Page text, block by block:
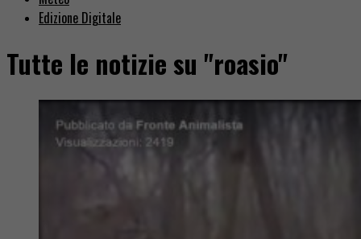
Edizione Digitale
Tutte le notizie su "roasio"